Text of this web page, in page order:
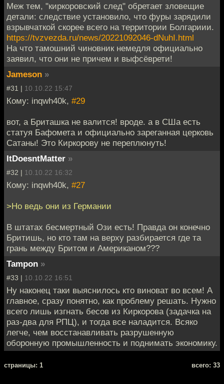
Меж тем, "киркоровский след" обретает зловещие
детали: следствие установило, что фуры зарядили
взрывчаткой скорее всего на территории Болгариии.
https://tvzvezda.ru/news/20221092046-dNuhI.html
На что тамошний чиновник немедля официально
заявил, что они не причем и выфсёврети!
Jameson »
#31 | 10.10.22 15:47
Кому: inqwh40k, #29
вот, а Бриташка не валится! вроде. а в СШа есть
статуя Бафомета и официально зареганная церковь
Сатаны! Это Киркорову не переплюнуть!
ItDoesntMatter »
#32 | 10.10.22 16:32
Кому: inqwh40k, #27
>Но ведь они из Германии
В штатах бесмертный Ози есть! Правда он конечно
Бритишь, но кто там на верху разбирается где та
грань между Бритом и Американом???
Tampon »
#33 | 10.10.22 16:51
Ну наконец таки выяснилось кто виноват во всем! А
главное, сразу понятно, как проблему решать. Нужно
всего лишь изгнать бесов из Киркорова (задачка на
раз-два для РПЦ), и тогда все наладится. Всяко
легче, чем восстанавливать разрушенную
оборонную промышленность и поднимать экономику.
cтраницы: 1 всего: 33